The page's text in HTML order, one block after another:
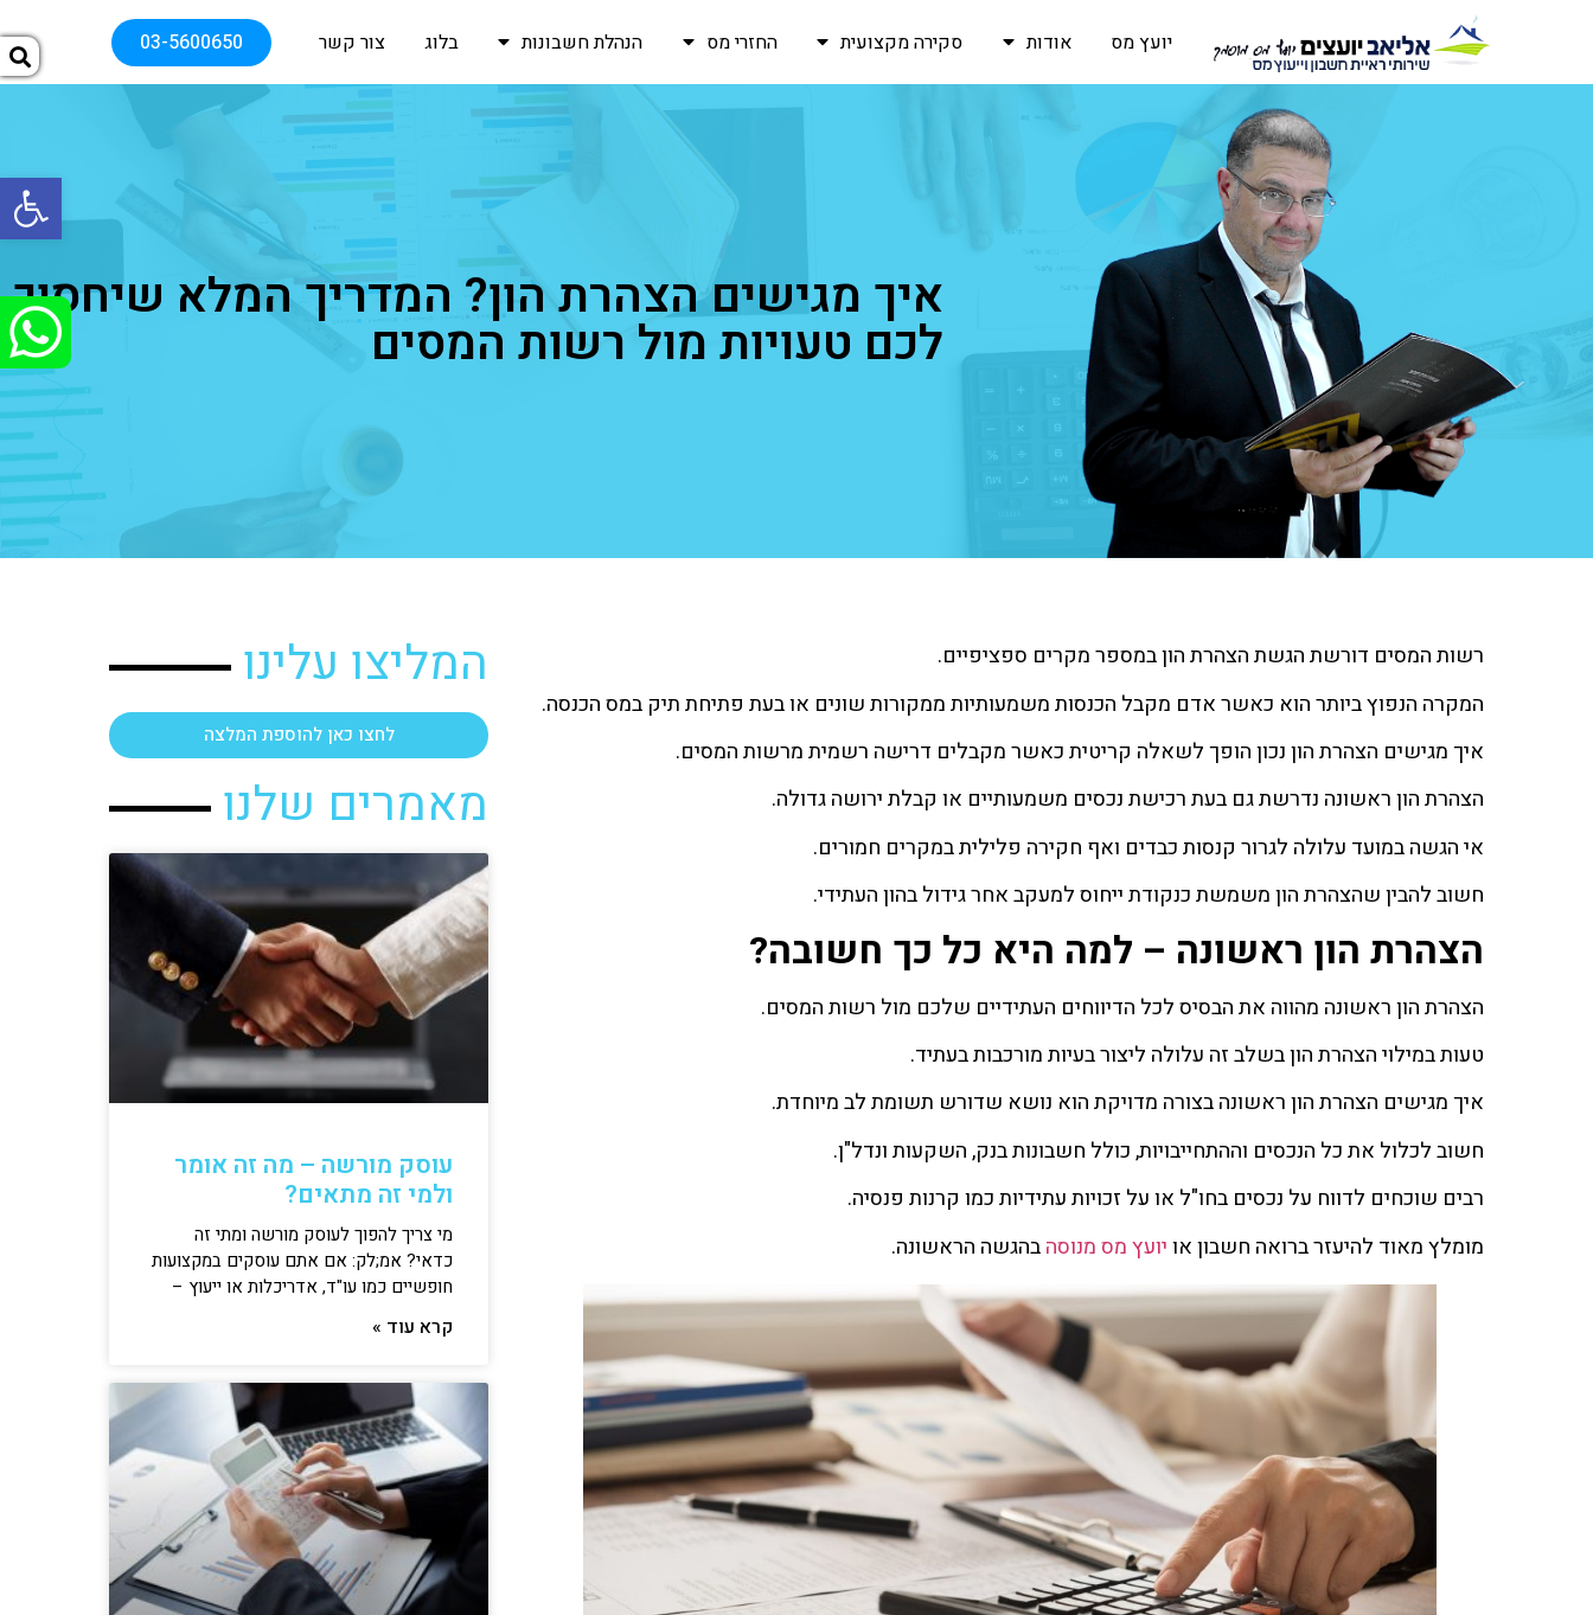
יועץ מס אודות סקירה מקצועית החזרי מס הנהלת חשבונות בלוג צור קשר 03-5600650
איך מגישים הצהרת הון? המדריך המלא שיחסוך
לכם טעויות מול רשות המסים
רשות המסים דורשת הגשת הצהרת הון במספר מקרים ספציפיים.
המקרה הנפוץ ביותר הוא כאשר אדם מקבל הכנסות משמעותיות ממקורות שונים או בעת פתיחת תיק במס הכנסה.
איך מגישים הצהרת הון נכון הופך לשאלה קריטית כאשר מקבלים דרישה רשמית מרשות המסים.
הצהרת הון ראשונה נדרשת גם בעת רכישת נכסים משמעותיים או קבלת ירושה גדולה.
אי הגשה במועד עלולה לגרור קנסות כבדים ואף חקירה פלילית במקרים חמורים.
חשוב להבין שהצהרת הון משמשת כנקודת ייחוס למעקב אחר גידול בהון העתידי.
הצהרת הון ראשונה – למה היא כל כך חשובה?
הצהרת הון ראשונה מהווה את הבסיס לכל הדיווחים העתידיים שלכם מול רשות המסים.
טעות במילוי הצהרת הון בשלב זה עלולה ליצור בעיות מורכבות בעתיד.
איך מגישים הצהרת הון ראשונה בצורה מדויקת הוא נושא שדורש תשומת לב מיוחדת.
חשוב לכלול את כל הנכסים וההתחייבויות, כולל חשבונות בנק, השקעות ונדל"ן.
רבים שוכחים לדווח על נכסים בחו"ל או על זכויות עתידיות כמו קרנות פנסיה.
מומלץ מאוד להיעזר ברואה חשבון אויועץ מס מנוסהבהגשה הראשונה.
המליצו עלינו
לחצו כאן להוספת המלצה
מאמרים שלנו
עוסק מורשה – מה זה אומר
ולמי זה מתאים?
מי צריך להפוך לעוסק מורשה ומתי זה
כדאי? אמ;לק: אם אתם עוסקים במקצועות
חופשיים כמו עו"ד, אדריכלות או ייעוץ –
קרא עוד »